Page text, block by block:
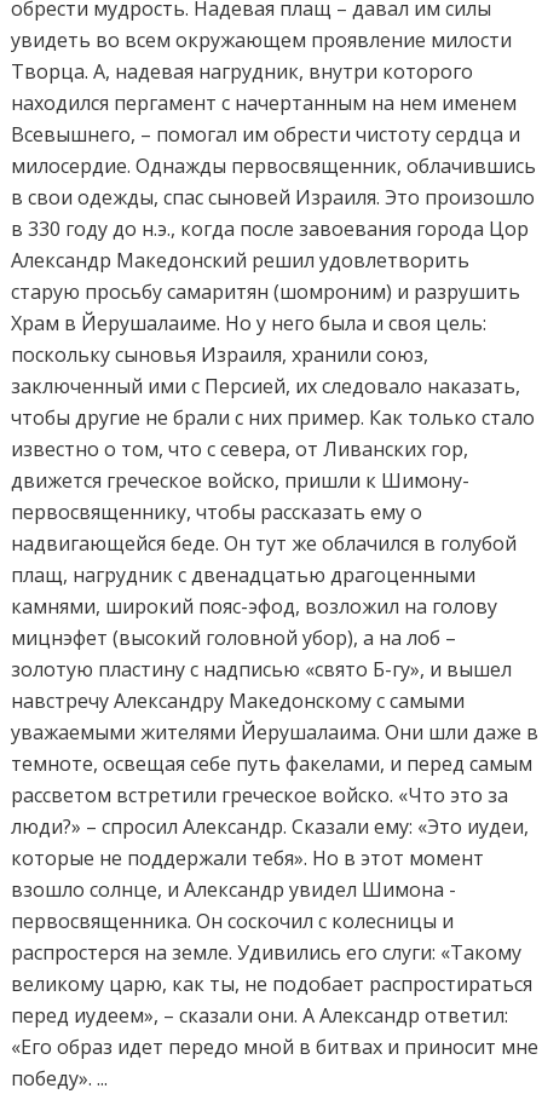
обрести мудрость. Надевая плащ – давал им силы
увидеть во всем окружающем проявление милости
Творца. А, надевая нагрудник, внутри которого
находился пергамент с начертанным на нем именем
Всевышнего, – помогал им обрести чистоту сердца и
милосердие. Однажды первосвященник, облачившись
в свои одежды, спас сыновей Израиля. Это произошло
в 330 году до н.э., когда после завоевания города Цор
Александр Македонский решил удовлетворить
старую просьбу самаритян (шомроним) и разрушить
Храм в Йерушалаиме. Но у него была и своя цель:
поскольку сыновья Израиля, хранили союз,
заключенный ими с Персией, их следовало наказать,
чтобы другие не брали с них пример. Как только стало
известно о том, что с севера, от Ливанских гор,
движется греческое войско, пришли к Шимону-
первосвященнику, чтобы рассказать ему о
надвигающейся беде. Он тут же облачился в голубой
плащ, нагрудник с двенадцатью драгоценными
камнями, широкий пояс-эфод, возложил на голову
мицнэфет (высокий головной убор), а на лоб –
золотую пластину с надписью «свято Б-гу», и вышел
навстречу Александру Македонскому с самыми
уважаемыми жителями Йерушалаима. Они шли даже в
темноте, освещая себе путь факелами, и перед самым
рассветом встретили греческое войско. «Что это за
люди?» – спросил Александр. Сказали ему: «Это иудеи,
которые не поддержали тебя». Но в этот момент
взошло солнце, и Александр увидел Шимона -
первосвященника. Он соскочил с колесницы и
распростерся на земле. Удивились его слуги: «Такому
великому царю, как ты, не подобает распростираться
перед иудеем», – сказали они. А Александр ответил:
«Его образ идет передо мной в битвах и приносит мне
победу». ...